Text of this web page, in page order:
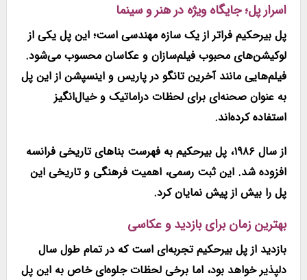
اسرار پل؛ جایگاه ویژه در هنر و سینما
پل بیرحکیم فراتر از یک سازه مهندسی است؛ این پل یکی از
لوکیشن‌های محبوب فیلم‌سازان و عکاسان محسوب می‌شود.
فیلم‌هایی مانندآخرین تانگو در پاریسو اینسپشناز این پل
به عنوان صحنه‌ای برای لحظات دراماتیک و خیال‌انگیز
استفاده کرده‌اند.
از سال ۱۹۸۶، پل بیرحکیم به فهرست بناهای تاریخی فرانسه
افزوده شد. این ثبت رسمی، اهمیت فرهنگی و تاریخی این
پل را بیش از پیش نمایان کرد.
بهترین زمان برای بازدید و عکاسی
بازدید از پل بیرحکیم تجربه‌ای است که در تمام طول سال
دلپذیر خواهد بود، اما برخی لحظات جلوه‌ای خاص به این پل